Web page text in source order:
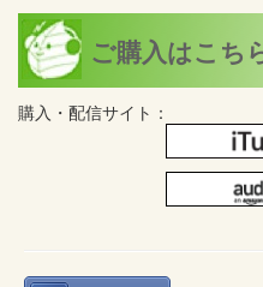
ご購入はこち
購入・配信サイト：